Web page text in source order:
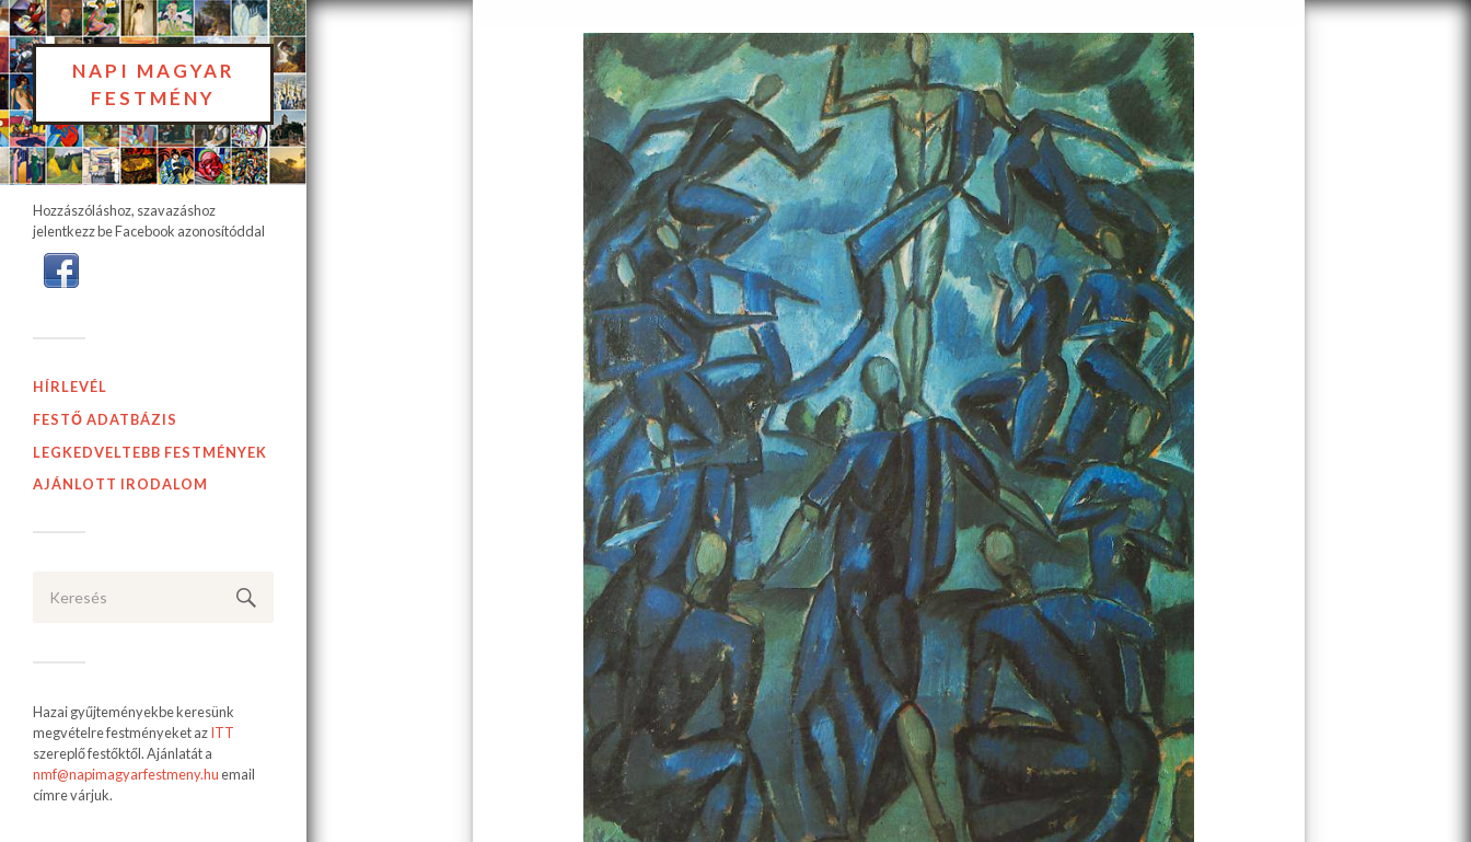
NAPI MAGYAR
FESTMÉNY
Hozzászóláshoz, szavazáshoz
jelentkezz be Facebook azonosítóddal
HÍRLEVÉL
FESTŐ ADATBÁZIS
LEGKEDVELTEBB FESTMÉNYEK
AJÁNLOTT IRODALOM
Hazai gyűjteményekbe keresünk
megvételre festményeket azITT
szereplő festőktől. Ajánlatát a
nmf@napimagyarfestmeny.hu email
címre várjuk.